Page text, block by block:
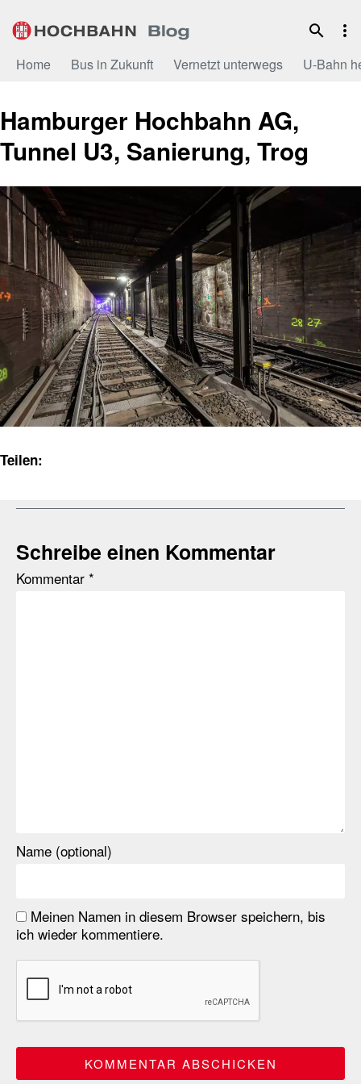
Inhalt
Home Bus in Zukunft Vernetzt unterwegs U-Bahn
Hamburger Hochbahn AG,
Tunnel U3, Sanierung, Trog
Teilen:
Schreibe einen Kommentar
Kommentar *
Name (optional)
Meinen Namen in diesem Browser speichern, bis
ich wieder kommentiere.